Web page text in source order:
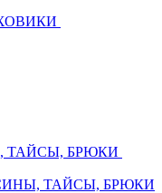
ТАЙСЫ, БРЮКИ
ТАЙСЫ, БРЮКИ